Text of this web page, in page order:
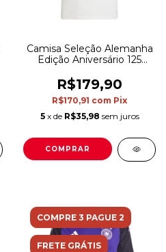
Camisa Seleção Alemanha
Edição Aniversário 125
Adidas Masculina - Branca
com detalhes em preto
R$179,90
R$170,91 com Pix
5 x de R$35,98 sem juros
COMPRAR
COMPRE 3 PAGUE 2
FRETE GRÁTIS